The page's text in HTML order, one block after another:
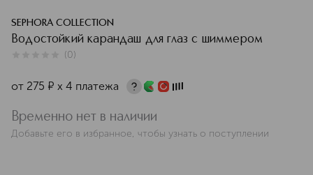
SEPHORA COLLECTION
Водостойкий карандаш для глаз с шиммером
(0)
от 275 ¤ х 4 платежа
Временно нет в наличии
Добавьте его в избранное, чтобы узнать о поступлении